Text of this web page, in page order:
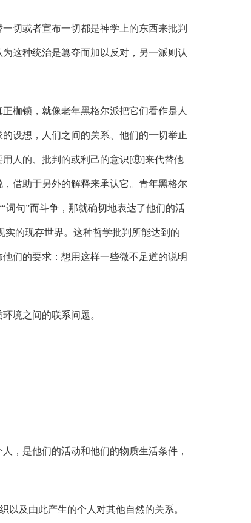
切或者宣布一切都是神学上的东西来批判
这种统治是篡夺而加以反对，另一派则认
枷锁，就像老年黑格尔派把它们看作是人
设想，人们之间的关系、他们的一切举止
用人的、批判的或利己的意识[⑧]来代替他
借助于另外的解释来承认它。青年黑格尔
词句”而斗争，那就确切地表达了他们的活
的现存世界。这种哲学批判所能达到的
们的要求：想用这样一些微不足道的说明
境之间的联系问题。
是他们的活动和他们的物质生活条件，
及由此产生的个人对其他自然的关系。